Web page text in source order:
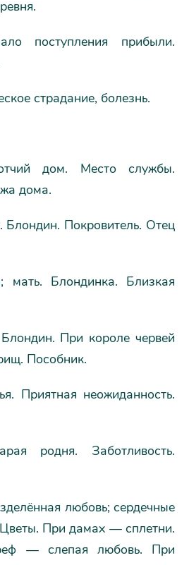
поступления прибыли.
страдание, болезнь.
дом. Место службы.
дома.
Покровитель. Отец
Блондинка. Близкая
При короле червей
Пособник.
Приятная неожиданность.
родня. Заботливость.
любовь; сердечные
При дамах — сплетни.
— слепая любовь. При